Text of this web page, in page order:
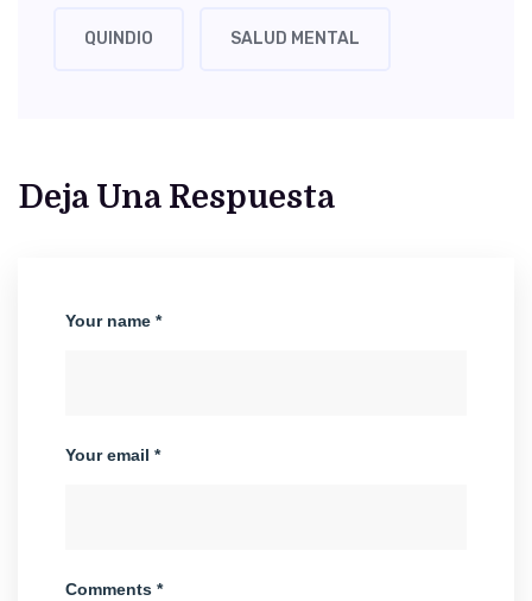
QUINDIO SALUD MENTAL
Deja Una Respuesta
Your name *
Your email *
Comments *